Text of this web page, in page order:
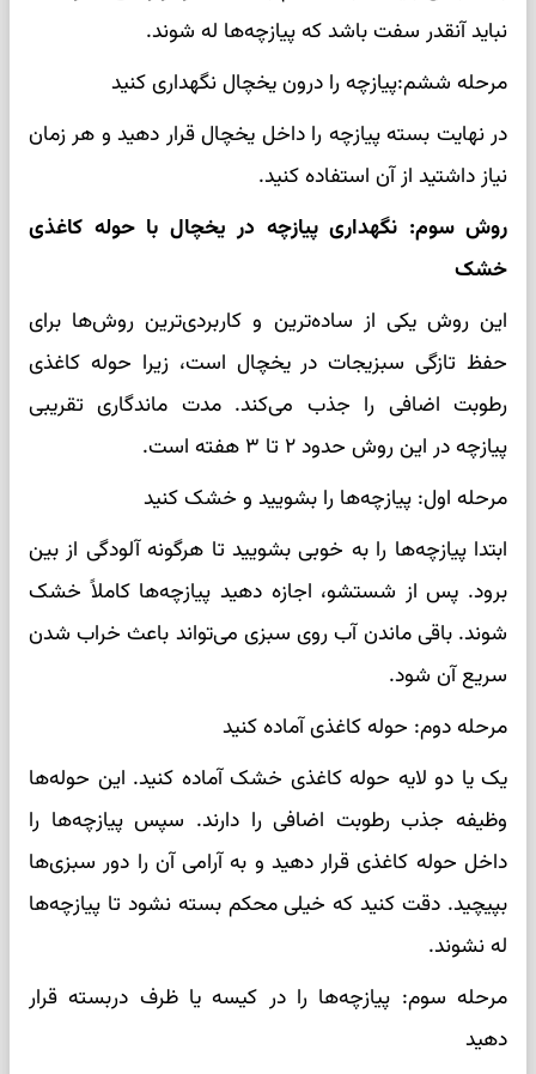
نباید آنقدر سفت باشد که پیازچه‌ها له شوند.
مرحله ششم:پیازچه را درون یخچال نگهداری کنید
در نهایت بسته پیازچه را داخل یخچال قرار دهید و هر زمان
نیاز داشتید از آن استفاده کنید.
روش سوم: نگهداری پیازچه در یخچال با حوله کاغذی
خشک
این روش یکی از ساده‌ترین و کاربردی‌ترین روش‌ها برای
حفظ تازگی سبزیجات در یخچال است، زیرا حوله کاغذی
رطوبت اضافی را جذب می‌کند. مدت ماندگاری تقریبی
پیازچه در این روش حدود ۲ تا ۳ هفته است.
مرحله اول: پیازچه‌ها را بشویید و خشک کنید
ابتدا پیازچه‌ها را به خوبی بشویید تا هرگونه آلودگی از بین
برود. پس از شستشو، اجازه دهید پیازچه‌ها کاملاً خشک
شوند. باقی ماندن آب روی سبزی می‌تواند باعث خراب شدن
سریع آن شود.
مرحله دوم: حوله کاغذی آماده کنید
یک یا دو لایه حوله کاغذی خشک آماده کنید. این حوله‌ها
وظیفه جذب رطوبت اضافی را دارند. سپس پیازچه‌ها را
داخل حوله کاغذی قرار دهید و به آرامی آن را دور سبزی‌ها
بپیچید. دقت کنید که خیلی محکم بسته نشود تا پیازچه‌ها
له نشوند.
مرحله سوم: پیازچه‌ها را در کیسه یا ظرف دربسته قرار
دهید